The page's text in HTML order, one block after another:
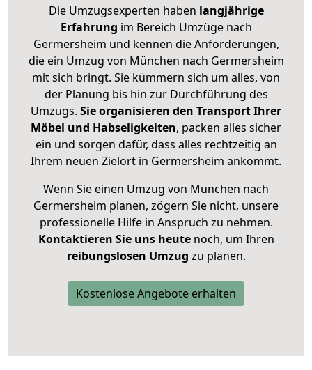
Die Umzugsexperten haben langjährige
Erfahrung im Bereich Umzüge nach
Germersheim und kennen die Anforderungen,
die ein Umzug von München nach Germersheim
mit sich bringt. Sie kümmern sich um alles, von
der Planung bis hin zur Durchführung des
Umzugs. Sie organisieren den Transport Ihrer
Möbel und Habseligkeiten, packen alles sicher
ein und sorgen dafür, dass alles rechtzeitig an
Ihrem neuen Zielort in Germersheim ankommt.
Wenn Sie einen Umzug von München nach
Germersheim planen, zögern Sie nicht, unsere
professionelle Hilfe in Anspruch zu nehmen.
Kontaktieren Sie uns heutenoch, um Ihren
reibungslosen Umzug zu planen.
Kostenlose Angebote erhalten